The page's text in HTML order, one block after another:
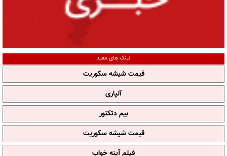
لینک های مفید
قیمت شیشه سکوریت
آلپاری
بیم دتکتور
قیمت شیشه سکوریت
فیلم آپنه خواب